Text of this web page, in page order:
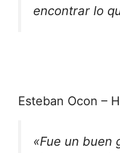
encontrar lo
Esteban Ocon –
«Fue un buen